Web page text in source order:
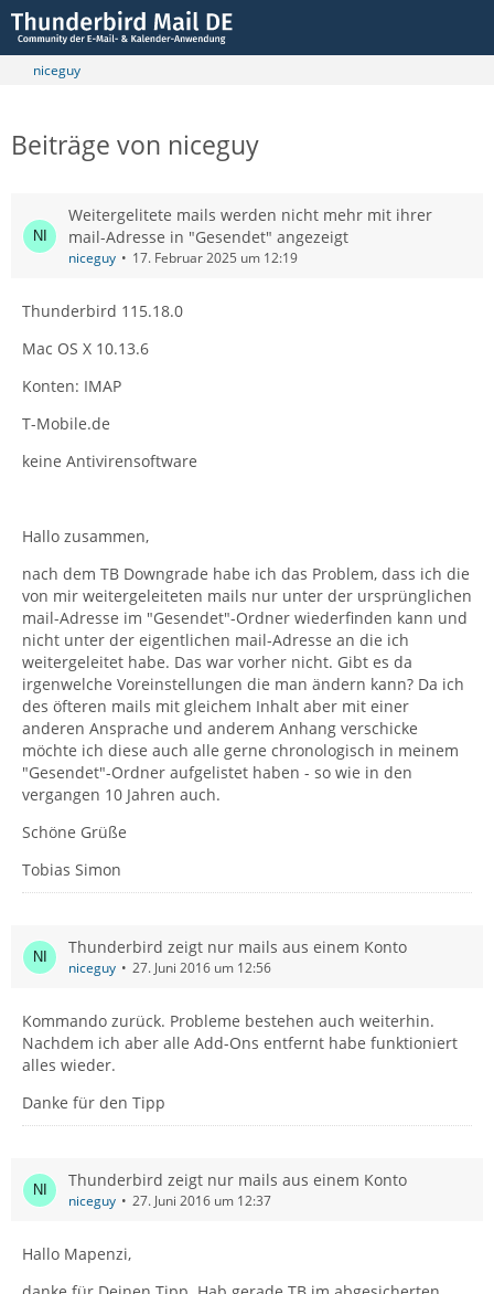
niceguy
Beiträge von niceguy
Weitergelitete mails werden nicht mehr mit ihrer
mail-Adresse in "Gesendet" angezeigt
niceguy 17. Februar 2025 um 12:19
Thunderbird 115.18.0
Mac OS X 10.13.6
Konten: IMAP
T-Mobile.de
keine Antivirensoftware
Hallo zusammen,
nach dem TB Downgrade habe ich das Problem, dass ich die
von mir weitergeleiteten mails nur unter der ursprünglichen
mail-Adresse im "Gesendet"-Ordner wiederfinden kann und
nicht unter der eigentlichen mail-Adresse an die ich
weitergeleitet habe. Das war vorher nicht. Gibt es da
irgenwelche Voreinstellungen die man ändern kann? Da ich
des öfteren mails mit gleichem Inhalt aber mit einer
anderen Ansprache und anderem Anhang verschicke
möchte ich diese auch alle gerne chronologisch in meinem
"Gesendet"-Ordner aufgelistet haben - so wie in den
vergangen 10 Jahren auch.
Schöne Grüße
Tobias Simon
Thunderbird zeigt nur mails aus einem Konto
niceguy 27. Juni 2016 um 12:56
Kommando zurück. Probleme bestehen auch weiterhin.
Nachdem ich aber alle Add-Ons entfernt habe funktioniert
alles wieder.
Danke für den Tipp
Thunderbird zeigt nur mails aus einem Konto
niceguy 27. Juni 2016 um 12:37
Hallo Mapenzi,